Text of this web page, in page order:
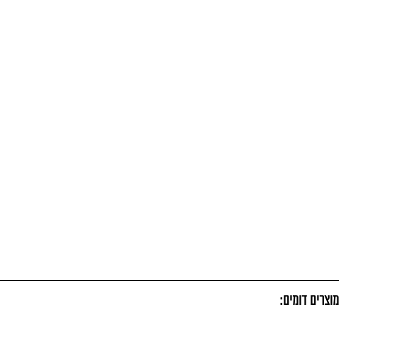
מוצרים דומים: